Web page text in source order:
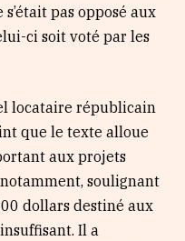
pas opposé aux
ci soit voté par les
locataire républicain
que le texte alloue
aux projets
soulignant
dollars destiné aux
Il a